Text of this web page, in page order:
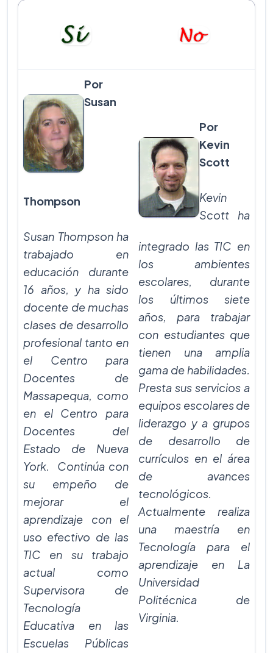
Por
Susan
Thompson
Susan Thompson ha
trabajado en
educación durante
16 años, y ha sido
docente de muchas
clases de desarrollo
profesional tanto en
el Centro para
Docentes de
Massapequa, como
en el Centro para
Docentes del
Estado de Nueva
York. Continúa con
su empeño de
mejorar el
aprendizaje con el
uso efectivo de las
TIC en su trabajo
actual como
Supervisora de
Tecnología
Educativa en las
Escuelas Públicas
Por
Kevin
Scott
Kevin
Scott ha
integrado las TIC en
los ambientes
escolares, durante
los últimos siete
años, para trabajar
con estudiantes que
tienen una amplia
gama de habilidades.
Presta sus servicios a
equipos escolares de
liderazgo y a grupos
de desarrollo de
currículos en el área
de avances
tecnológicos.
Actualmente realiza
una maestría en
Tecnología para el
aprendizaje en La
Universidad
Politécnica de
Virginia.